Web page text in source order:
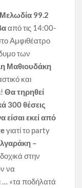
99.2
από τις 14:00-
Αμφιθέατρο
των
Μαθιουδάκη
και
Θα τηρηθεί
300 θέσεις
είσαι εκεί από
γιατί το party
–
στην
να
… «τα ποδήλατά